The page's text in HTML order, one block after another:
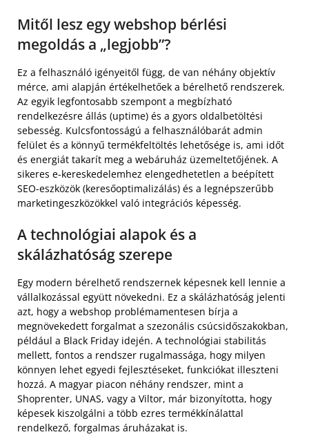
Mitől lesz egy webshop bérlési
megoldás a „legjobb”?
Ez a felhasználó igényeitől függ, de van néhány objektív
mérce, ami alapján értékelhetőek a bérelhető rendszerek.
Az egyik legfontosabb szempont a megbízható
rendelkezésre állás (uptime) és a gyors oldalbetöltési
sebesség. Kulcsfontosságú a felhasználóbarát admin
felület és a könnyű termékfeltöltés lehetősége is, ami időt
és energiát takarít meg a webáruház üzemeltetőjének. A
sikeres e-kereskedelemhez elengedhetetlen a beépített
SEO-eszközök (keresőoptimalizálás) és a legnépszerűbb
marketingeszközökkel való integrációs képesség.
A technológiai alapok és a
skálázhatóság szerepe
Egy modern bérelhető rendszernek képesnek kell lennie a
vállalkozással együtt növekedni. Ez a skálázhatóság jelenti
azt, hogy a webshop problémamentesen bírja a
megnövekedett forgalmat a szezonális csúcsidőszakokban,
például a Black Friday idején. A technológiai stabilitás
mellett, fontos a rendszer rugalmassága, hogy milyen
könnyen lehet egyedi fejlesztéseket, funkciókat illeszteni
hozzá. A magyar piacon néhány rendszer, mint a
Shoprenter, UNAS, vagy a Viltor, már bizonyította, hogy
képesek kiszolgálni a több ezres termékkínálattal
rendelkező, forgalmas áruházakat is.